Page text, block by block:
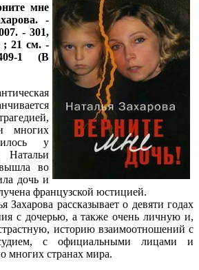
мне
-
- 301,
; 21 см. -
1 (В
многих
у
Натальи
вышла во
дочь и
французской юстицией.
Захарова рассказывает о девяти годах
с дочерью, а также очень личную и,
историю взаимоотношений с
с официальными лицами и
многих странах мира.